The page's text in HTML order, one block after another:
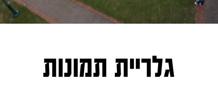
גלריית תמונות